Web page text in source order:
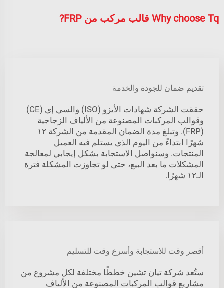
Why choose Tq قالب مركب من FRP?
تقديم ضمان للجودة والخدمة
حققت الشركة شهادات الأيزو (ISO) والسي إي (CE)
وقوالب المركبات المصنوعة من الألياف الزجاجية
(FRP). وتبلغ مدة الضمان المقدمة من الشركة ١٢
شهرًا ابتداءً من اليوم الذي يستلم فيه العميل
المنتجات. وسنواصل الاستجابة بشكل إيجابي لمعالجة
المشكلات ما بعد البيع، حتى لو تجاوزت المشكلة فترة
الـ١٢ شهرًا.
أقصر وقت للاستجابة وأسرع وقت للتسليم
ستُعد شركة تيان تشين خططًا مختلفة لكل مشروع من
مشاريع قوالب المركبات المصنوعة من الألياف